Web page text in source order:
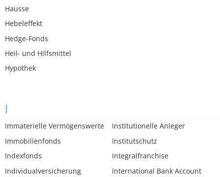
Hausse
Hebeleffekt
Hedge-Fonds
Heil- und Hilfsmittel
Hypothek
I
Immaterielle Vermögenswerte
Immobilienfonds
Indexfonds
Individualversicherung
Institutionelle Anleger
Institutschutz
Integralfranchise
International Bank Account